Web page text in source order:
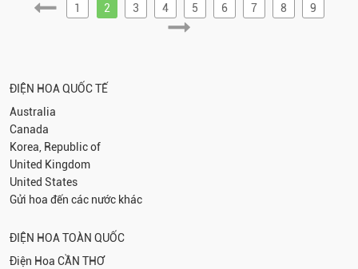
1 2 3 4 5 6 7 8 9
ĐIỆN HOA QUỐC TẾ
Australia
Canada
Korea, Republic of
United Kingdom
United States
Gửi hoa đến các nước khác
ĐIỆN HOA TOÀN QUỐC
Điện Hoa CẦN THƠ